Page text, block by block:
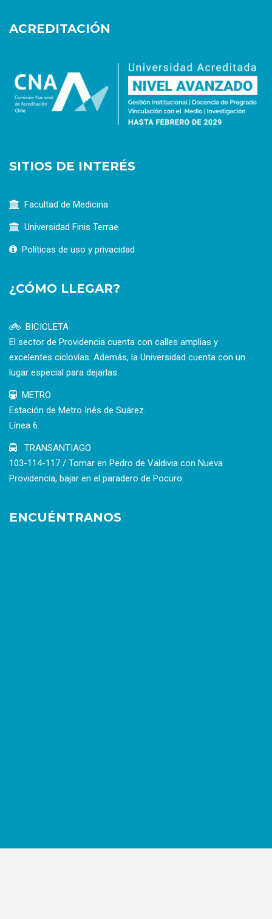
ACREDITACIÓN
SITIOS DE INTERÉS
Facultad de Medicina
Universidad Finis Terrae
Políticas de uso y privacidad
¿CÓMO LLEGAR?
BICICLETA
El sector de Providencia cuenta con calles amplias y
excelentes ciclovías. Además, la Universidad cuenta con un
lugar especial para dejarlas.
METRO
Estación de Metro Inés de Suárez.
Línea 6.
TRANSANTIAGO
103-114-117 / Tomar en Pedro de Valdivia con Nueva
Providencia, bajar en el paradero de Pocuro.
ENCUÉNTRANOS